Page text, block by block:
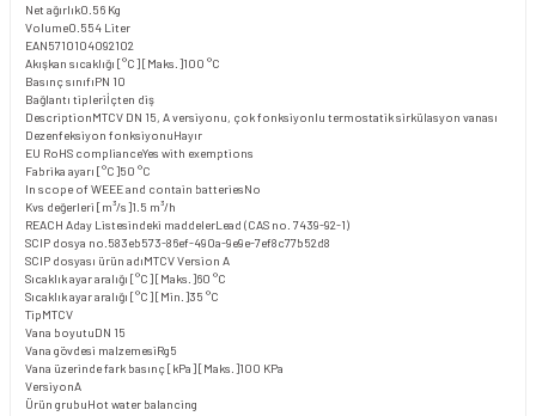
Net ağırlık0.56 Kg
Volume0.554 Liter
EAN5710104092102
Akışkan sıcaklığı [°C] [Maks.]100 °C
Basınç sınıfıPN 10
Bağlantı tipleriİçten diş
DescriptionMTCV DN 15, A versiyonu, çok fonksiyonlu termostatik sirkülasyon vanası
Dezenfeksiyon fonksiyonuHayır
EU RoHS complianceYes with exemptions
Fabrika ayarı [°C]50 °C
In scope of WEEE and contain batteriesNo
Kvs değerleri [m³/s]1.5 m³/h
REACH Aday Listesindeki maddelerLead (CAS no. 7439-92-1)
SCIP dosya no. 583eb573-86ef-490a-9e9e-7ef8c77b52d8
SCIP dosyası ürün adıMTCV Version A
Sıcaklık ayar aralığı [°C] [Maks.]60 °C
Sıcaklık ayar aralığı [°C] [Min.]35 °C
TipMTCV
Vana boyutuDN 15
Vana gövdesi malzemesiRg5
Vana üzerinde fark basınç [kPa] [Maks.]100 KPa
VersiyonA
Ürün grubuHot water balancing